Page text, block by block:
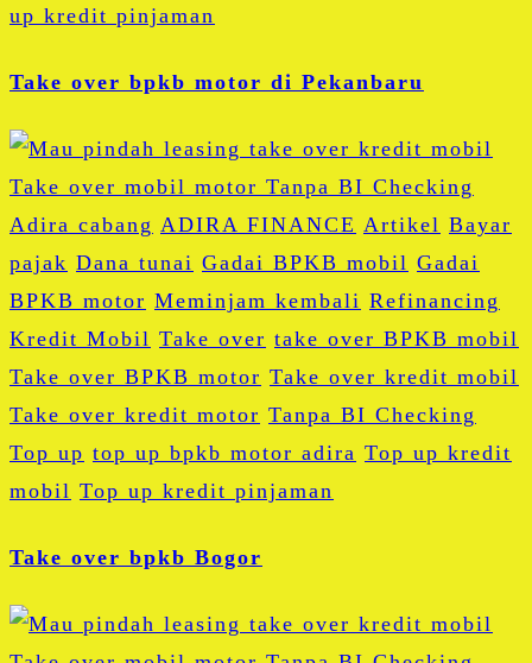
up kredit pinjaman
Take over bpkb motor di Pekanbaru
Adira cabang ADIRA FINANCE Artikel Bayar
pajak Dana tunai Gadai BPKB mobil Gadai
BPKB motor Meminjam kembali Refinancing
Kredit Mobil Take over take over BPKB mobil
Take over BPKB motor Take over kredit mobil
Take over kredit motor Tanpa BI Checking
Top up top up bpkb motor adira Top up kredit
mobil Top up kredit pinjaman
Take over bpkb Bogor